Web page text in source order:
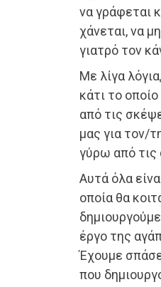
να γράφεται
χάνεται, να
γιατρό τον
Με λίγα
κάτι το
από τις
μας για τον/
γύρω από τις
Αυτά όλα
οποία θα
έργο της
Έχουμε
που